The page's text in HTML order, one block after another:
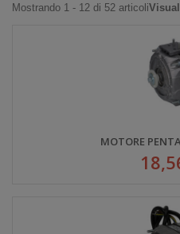
Mostrando 1 - 12 di 52 articoli
MOTORE